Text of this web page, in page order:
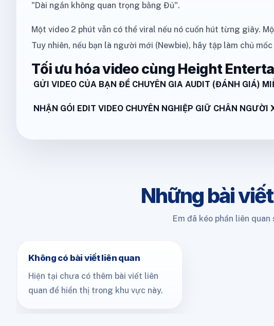
"Dài ngắn không quan trọng bằng Đủ".
Một video 2 phút vẫn có thể viral nếu nó cuốn hút từng giây.
Tuy nhiên, nếu bạn là người mới (Newbie), hãy tập làm chủ
Tối ưu hóa video cùng Height
GỬI VIDEO CỦA BẠN ĐỂ CHUYÊN GIA AUDIT (ĐÁNH GIÁ)
NHẬN GÓI EDIT VIDEO CHUYÊN NGHIỆP GIỮ CHÂN NGƯỜI
Những bài
Em đã kéo phần liên
Không có bài viết liên quan
Hiện tại chưa có thêm bài viết liên
quan để hiển thị trong khu vực này.